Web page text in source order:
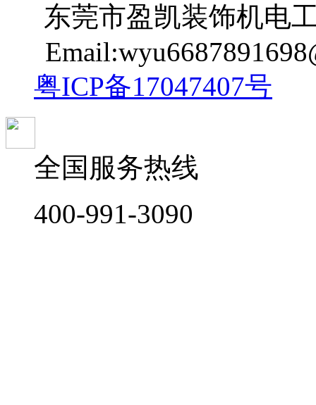
东莞市盈凯装饰机电
粤ICP备17047407号
全国服务热线
400-991-3090